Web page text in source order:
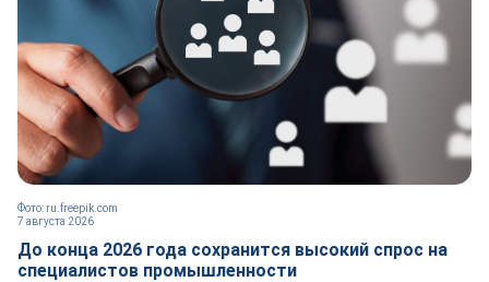
7 августа 2026
Фото: ru.freepik.com
До конца 2026 года сохранится высокий спрос на
специалистов промышленности